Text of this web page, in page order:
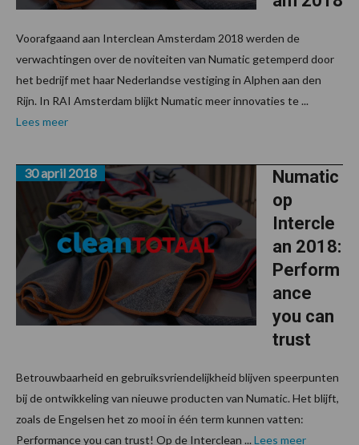
Voorafgaand aan Interclean Amsterdam 2018 werden de
verwachtingen over de noviteiten van Numatic getemperd door
het bedrijf met haar Nederlandse vestiging in Alphen aan den
Rijn. In RAI Amsterdam blijkt Numatic meer innovaties te ...
Lees meer
Numatic
op
Intercle
an 2018:
Perform
ance
you can
trust
30 april 2018
Betrouwbaarheid en gebruiksvriendelijkheid blijven speerpunten
bij de ontwikkeling van nieuwe producten van Numatic. Het blijft,
zoals de Engelsen het zo mooi in één term kunnen vatten:
Performance you can trust! Op de Interclean ...Lees meer